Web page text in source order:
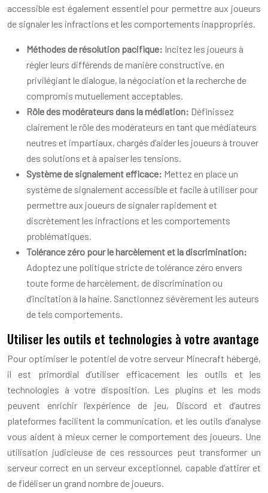
accessible est également essentiel pour permettre aux joueurs
de signaler les infractions et les comportements inappropriés.
Méthodes de résolution pacifique: Incitez les joueurs à
régler leurs différends de manière constructive, en
privilégiant le dialogue, la négociation et la recherche de
compromis mutuellement acceptables.
Rôle des modérateurs dans la médiation: Définissez
clairement le rôle des modérateurs en tant que médiateurs
neutres et impartiaux, chargés d’aider les joueurs à trouver
des solutions et à apaiser les tensions.
Système de signalement efficace: Mettez en place un
système de signalement accessible et facile à utiliser pour
permettre aux joueurs de signaler rapidement et
discrètement les infractions et les comportements
problématiques.
Tolérance zéro pour le harcèlement et la discrimination:
Adoptez une politique stricte de tolérance zéro envers
toute forme de harcèlement, de discrimination ou
d’incitation à la haine. Sanctionnez sévèrement les auteurs
de tels comportements.
Utiliser les outils et technologies à votre avantage
Pour optimiser le potentiel de votre serveur Minecraft hébergé,
il est primordial d’utiliser efficacement les outils et les
technologies à votre disposition. Les plugins et les mods
peuvent enrichir l’expérience de jeu, Discord et d’autres
plateformes facilitent la communication, et les outils d’analyse
vous aident à mieux cerner le comportement des joueurs. Une
utilisation judicieuse de ces ressources peut transformer un
serveur correct en un serveur exceptionnel, capable d’attirer et
de fidéliser un grand nombre de joueurs.